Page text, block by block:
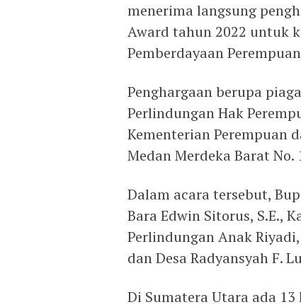
menerima langsung
Award tahun 2022 untuk
Pemberdayaan
Penghargaan berupa
Perlindungan Hak
Kementerian Perempuan
Medan Merdeka Barat No.
Dalam acara tersebut,
Bara Edwin Sitorus, S.E.,
Perlindungan Anak
dan Desa Radyansyah F.
Di Sumatera Utara ada